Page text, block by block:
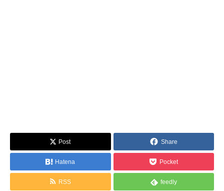
Post Share
Hatena Pocket
RSS feedly